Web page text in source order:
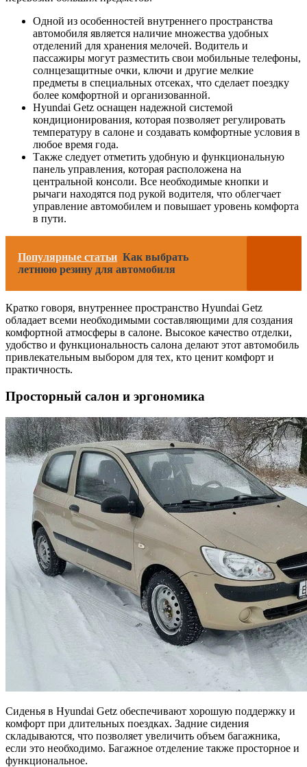
Одной из особенностей внутреннего пространства
автомобиля является наличие множества удобных
отделений для хранения мелочей. Водитель и
пассажиры могут разместить свои мобильные телефоны,
солнцезащитные очки, ключи и другие мелкие
предметы в специальных отсеках, что сделает поездку
более комфортной и организованной.
Hyundai Getz оснащен надежной системой
кондиционирования, которая позволяет регулировать
температуру в салоне и создавать комфортные условия в
любое время года.
Также следует отметить удобную и функциональную
панель управления, которая расположена на
центральной консоли. Все необходимые кнопки и
рычаги находятся под рукой водителя, что облегчает
управление автомобилем и повышает уровень комфорта
в пути.
Популярные статьи Как выбрать
летнюю резину для автомобиля
Кратко говоря, внутреннее пространство Hyundai Getz
обладает всеми необходимыми составляющими для создания
комфортной атмосферы в салоне. Высокое качество отделки,
удобство и функциональность салона делают этот автомобиль
привлекательным выбором для тех, кто ценит комфорт и
практичность.
Просторный салон и эргономика
Сиденья в Hyundai Getz обеспечивают хорошую поддержку и
комфорт при длительных поездках. Задние сидения
складываются, что позволяет увеличить объем багажника,
если это необходимо. Багажное отделение также просторное и
функциональное.